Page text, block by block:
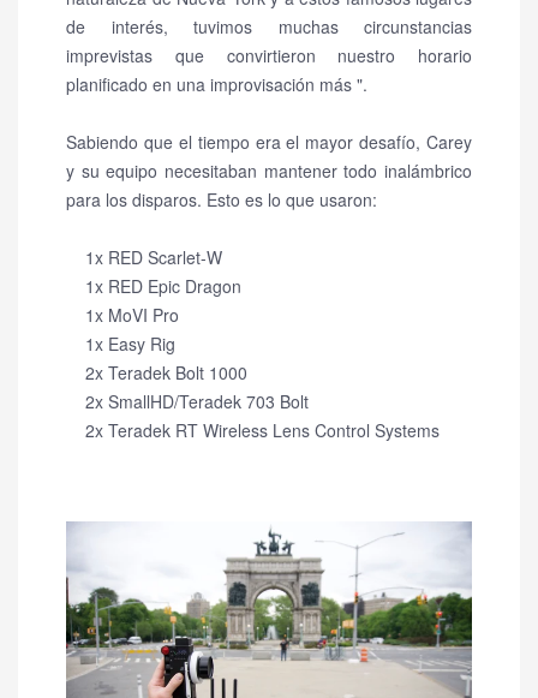
de interés, tuvimos muchas circunstancias
imprevistas que convirtieron nuestro horario
planificado en una improvisación más ".
Sabiendo que el tiempo era el mayor desafío, Carey
y su equipo necesitaban mantener todo inalámbrico
para los disparos. Esto es lo que usaron:
1x RED Scarlet-W
1x RED Epic Dragon
1x MoVI Pro
1x Easy Rig
2x Teradek Bolt 1000
2x SmallHD/Teradek 703 Bolt
2x Teradek RT Wireless Lens Control Systems